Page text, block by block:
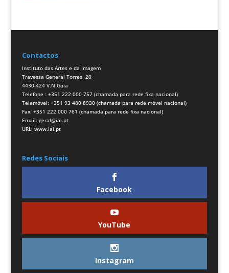
Contactos
Instituto das Artes e da Imagem
Travessa General Torres, 20
4430-424 V.N.Gaia
Telefone : +351 222 000 757 (chamada para rede fixa nacional)
Telemóvel: +351 93 480 8930 (chamada para rede móvel nacional)
Fax: +351 222 000 761 (chamada para rede fixa nacional)
Email: geral@iai.pt
URL: www.iai.pt
Redes Sociais
Facebook
YouTube
Instagram